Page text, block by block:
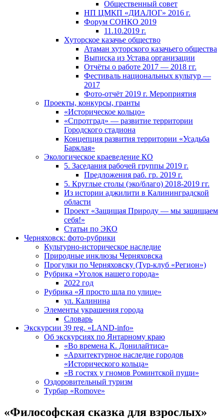
Общественный cовет
НП ЦМКП «ДИАЛОГ» 2016 г.
Форум СОНКО 2019
11.10.2019 г.
Хуторское казачье общество
Атаман хуторского казачьего общества
Выписка из Устава организации
Отчёты о работе 2017 — 2018 гг.
Фестиваль национальных культур —
2017
Фото-отчёт 2019 г. Мероприятия
Проекты, конкурсы, гранты
«Историческое кольцо»
«Спротград» — развитие территории
Городского стадиона
Концепция развития территории «Усадьба
Барклая»
Экологическое краеведение КО
5. Заседания рабочей группы 2019 г.
Предложения раб. гр. 2019 г.
5. Круглые столы (эко/благо) 2018-2019 гг.
Из истории аджилити в Калининградской
области
Проект «Защищая Природу — мы защищаем
себя!»
Статьи по ЭКО
Черняховск: фото-рубрики
Культурно-историческое наследие
Природные инклюзы Черняховска
Прогулки по Черняховску (Тур-клуб «Регион»)
Рубрика «Уголок нашего города»
2022 год
Рубрика «Я просто шла по улице»
ул. Калинина
Элементы украшения города
Словарь
Экскурсии 39 reg. «LAND-info»
Об экскурсиях по Янтарному краю
«Во времена К. Донилайтиса»
«Архитектурное наследие городов
«Исторического кольца»
«В гостях у гномов Роминтской пущи»
Оздоровительный туризм
Турбар «Romove»
«Философская сказка для взрослых»